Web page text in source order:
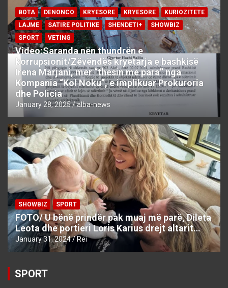
BOTA DENONCO KRYESORE KRYESORE
KURIOZITETE
LAJME
SATIRE POLITIKE SHENDETI+
SHOWBIZ
SPORT
VETING
Video:Saranda nën thundrën e
korrupsionit/Zëvëndës kryetarja e bashkisë
Irena Marjani, mer “thesin me para” nga
Kompania “Kol Noku”, e implikuar Prokuroria
dhe Policia
January 28, 2025 alba-news
SHOWBIZ SPORT
FOTO/ U bënë prindër pak muaj më parë, Dileta
Leota dhe portieri Loris Karius drejt altarit…
January 31, 2024 Rei
SPORT